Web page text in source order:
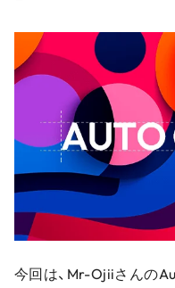
今回は、Mr-Ojiiさんの